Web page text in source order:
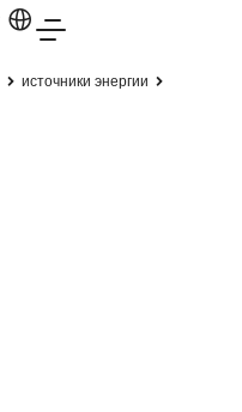
источники энергии